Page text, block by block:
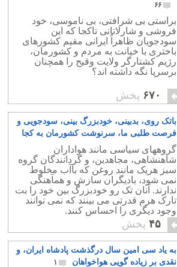
۶۶
براستی بی شرافتی، بی ناموسی، خود
فروشی و شارلاتانی تاکجا که این
سودجویان ظاهراً ایرانی مقیم کشورهای
باختری با خیانت به مردم و کشورمان،
رژیم کشتارگر ولایت وقیح را همچنان
برسرپا نگه داشته اند؟
۶۷۰ پخش
باتک روی، بدبینی، خودبزرگ بینی، سودجویی و
فرصت طلبی ما، سرنوشت کشورمان به کجا
می انجامد؟
گروههای سیاسی مانند هواداران
شاهنشاهی، مجاهدین، و گردانندگان گروه
سبز هریک مانند روغن که با‌آب مخلوط
نمی شود، بادیگران سازش و همآهنگی
ندارند. آنان تک رو خودبزرگ بین خود را بت
تارک هرم قدرتی می بینند که نمی توانند
وجود دیگری را احساس کنند.
۴۵ پخش
به یاد سی امین سال درگذشت پادشاه ایران، و
نقدی بر زیاده گویی هواخواهان
۱